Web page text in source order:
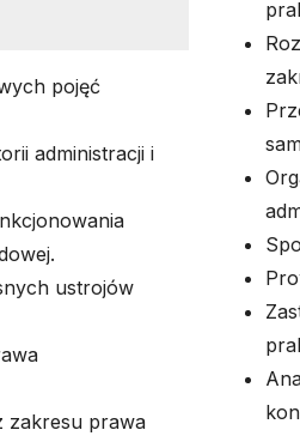
pojęć
administracji i
ustrojów
zakresu prawa